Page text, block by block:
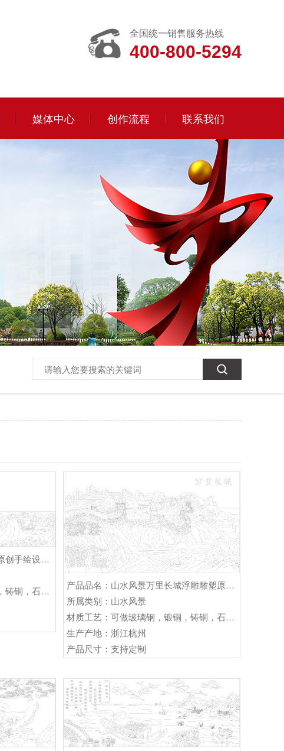
全国统一销售服务热线
400-800-5294
媒体中心 创作流程 联系我们
产品品名：山水风景浮雕雕塑原创手绘设计稿
材质工艺：可做玻璃钢，锻铜，铸铜，石材等
产品品名：山水风景万里长城浮雕雕塑原创手绘设计稿
所属类别：山水风景
材质工艺：可做玻璃钢，锻铜，铸铜，石材等
生产产地：浙江杭州
产品尺寸：支持定制